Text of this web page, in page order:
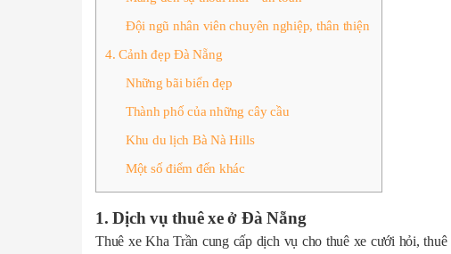
Đội ngũ nhân viên chuyên nghiệp, thân thiện
4. Cảnh đẹp Đà Nẵng
Những bãi biển đẹp
Thành phố của những cây cầu
Khu du lịch Bà Nà Hills
Một số điểm đến khác
1. Dịch vụ thuê xe ở Đà Nẵng
Thuê xe Kha Trần cung cấp dịch vụ cho thuê xe cưới hỏi,